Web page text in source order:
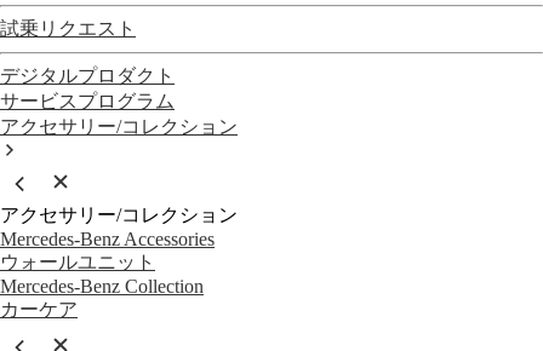
試乗リクエスト
デジタルプロダクト
サービスプログラム
アクセサリー/コレクション
アクセサリー/コレクション
Mercedes-Benz Accessories
ウォールユニット
Mercedes-Benz Collection
カーケア